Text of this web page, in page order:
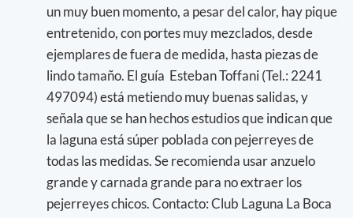
un muy buen momento, a pesar del calor, hay pique
entretenido, con portes muy mezclados, desde
ejemplares de fuera de medida, hasta piezas de
lindo tamaño. El guía Esteban Toffani (Tel.: 2241
497094) está metiendo muy buenas salidas, y
señala que se han hechos estudios que indican que
la laguna está súper poblada con pejerreyes de
todas las medidas. Se recomienda usar anzuelo
grande y carnada grande para no extraer los
pejerreyes chicos. Contacto: Club Laguna La Boca